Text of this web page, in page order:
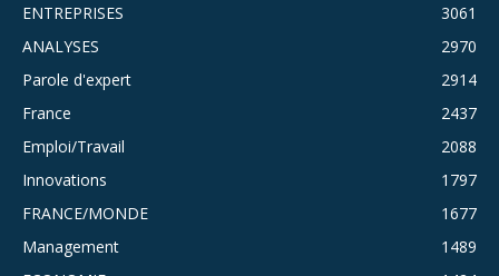
ENTREPRISES
3061
ANALYSES
2970
Parole d'expert
2914
France
2437
Emploi/Travail
2088
Innovations
1797
FRANCE/MONDE
1677
Management
1489